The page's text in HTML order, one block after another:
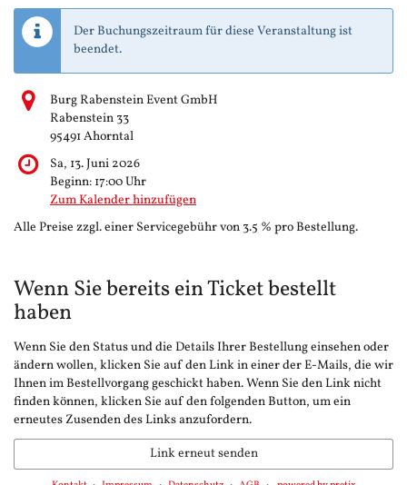
Der Buchungszeitraum für diese Veranstaltung ist
beendet.
Burg Rabenstein Event GmbH
Rabenstein 33
95491 Ahorntal
Sa, 13. Juni 2026
Beginn: 17:00Uhr
Zum Kalender hinzufügen
Alle Preise zzgl. einer Servicegebühr von 3.5 % pro Bestellung.
Wenn Sie bereits ein Ticket bestellt
haben
Wenn Sie den Status und die Details Ihrer Bestellung einsehen oder
ändern wollen, klicken Sie auf den Link in einer der E-Mails, die wir
Ihnen im Bestellvorgang geschickt haben. Wenn Sie den Link nicht
finden können, klicken Sie auf den folgenden Button, um ein
erneutes Zusenden des Links anzufordern.
Link erneut senden